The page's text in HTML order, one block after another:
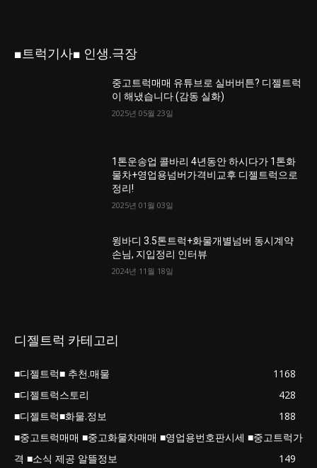
■트럭기사■ 인생.극장
중고트럭매매 유튜브로 실버버튼? 디젤트럭
이 해냈습니다 (감동 실화)
2025년 05월 23일
1톤운송업 콜바리 4년동안 하시다가 1톤화
물차+영업용넘버가격비교후 디젤트럭으로
정리!
2025년 01월 03일
윙바디 3.5톤트럭+화물개별넘버 동시계약
손님, 지입정리 인터뷰
2024년 11월 18일
디젤트럭 카테고리
■디젤트럭■ 추천.매물
1168
■디젤트럭스토리
428
■디젤트럭■화물.정보
188
■중고트럭매매 ■중고화물차매매 ■영업용번호판시세 ■중고트럭가
격 ■소식 제공 알뜰정보
149